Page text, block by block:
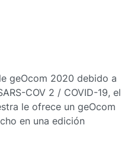
geOcom 2020 debido a
COV 2 / COVID-19, el
le ofrece un geOcom
en una edición